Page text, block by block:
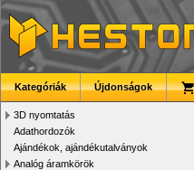
Kategóriák Újdonságok
3D nyomtatás
Adathordozók
Ajándékok, ajándékutalványok
Analóg áramkörök